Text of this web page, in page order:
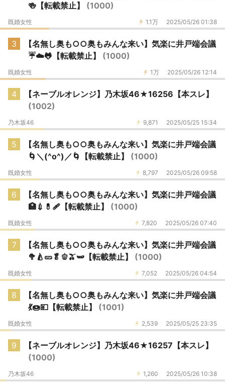
🍻【転載禁止】 (1000)
1.1万 2025/05/26 01:38
既婚女性
3
【名無し奥も○○奥もみんな来い】気楽に井戸端会議
☔️☁️🐸【転載禁止】 (1000)
1万 2025/05/26 12:14
既婚女性
4
【ネーブルオレンジ】乃木坂46★16256【本スレ】
(1002)
9,871 2025/05/25 15:34
乃木坂46
5
【名無し奥も○○奥もみんな来い】気楽に井戸端会議
🌀＼(^o^)／🌀【転載禁止】 (1000)
8,797 2025/05/26 09:58
既婚女性
6
【名無し奥も○○奥もみんな来い】気楽に井戸端会議
🏥💉💊🩹【転載禁止】 (1000)
7,820 2025/05/26 07:40
既婚女性
7
【名無し奥も○○奥もみんな来い】気楽に井戸端会議
🥦🍐🥒🥬🫑🫒🫛【転載禁止】 (1000)
7,052 2025/05/26 04:54
既婚女性
8
【名無し奥も○○奥もみんな来い】気楽に井戸端会議
💃🍩💴【転載禁止】 (1001)
2,539 2025/05/25 23:35
既婚女性
9
【ネーブルオレンジ】乃木坂46★16257【本スレ】
(1000)
1,260 2025/05/26 10:38
乃木坂46